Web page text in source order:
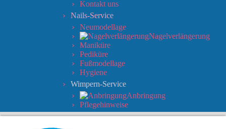
Kontakt uns
Nails-Service
Neumodellage
Nagelverlängerung
Maniküre
Pediküre
Fußmodellage
Hygiene
Wimpern-Service
Anbringung
Pflegehinweise